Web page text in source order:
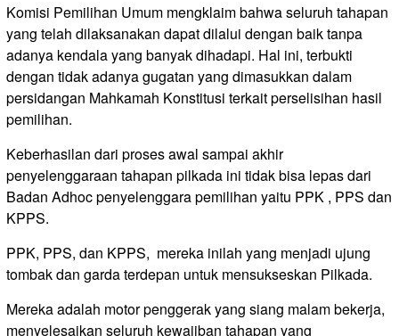
Komisi Pemilihan Umum mengklaim bahwa seluruh tahapan
yang telah dilaksanakan dapat dilalui dengan baik tanpa
adanya kendala yang banyak dihadapi. Hal ini, terbukti
dengan tidak adanya gugatan yang dimasukkan dalam
persidangan Mahkamah Konstitusi terkait perselisihan hasil
pemilihan.
Keberhasilan dari proses awal sampai akhir
penyelenggaraan tahapan pilkada ini tidak bisa lepas dari
Badan Adhoc penyelenggara pemilihan yaitu PPK , PPS dan
KPPS.
PPK, PPS, dan KPPS, mereka inilah yang menjadi ujung
tombak dan garda terdepan untuk mensukseskan Pilkada.
Mereka adalah motor penggerak yang siang malam bekerja,
menyelesaikan seluruh kewajiban tahapan yang